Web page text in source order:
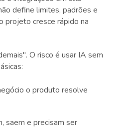
define limites, padrões e
projeto cresce rápido na
O risco é usar IA sem
o produto resolve
saem e precisam ser